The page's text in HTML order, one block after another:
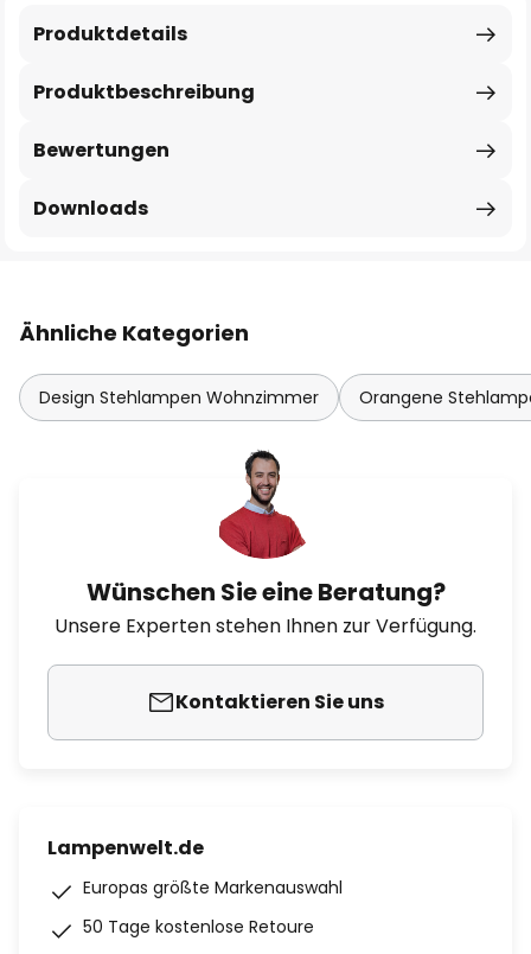
Produktbeschreibung
Produktdetails
Bewertungen
Downloads
Ähnliche Kategorien
Design Stehlampen Wohnzimmer Orangene
Wünschen Sie eine Beratung?
Unsere Experten stehen Ihnen zur Verfügung.
Kontaktieren Sie uns
Lampenwelt.de
Europas größte Markenauswahl
50 Tage kostenlose Retoure